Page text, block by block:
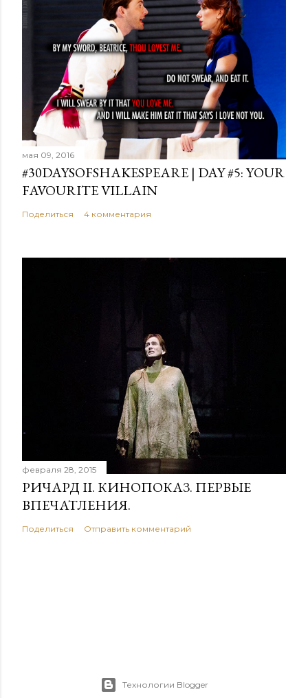
мая 09, 2016
#30DAYSOFSHAKESPEARE | DAY #5: YOUR
FAVOURITE VILLAIN
Поделиться 4 комментария
февраля 28, 2015
РИЧАРД II. КИНОПОКАЗ. ПЕРВЫЕ
ВПЕЧАТЛЕНИЯ.
Поделиться Отправить комментарий
Технологии Blogger